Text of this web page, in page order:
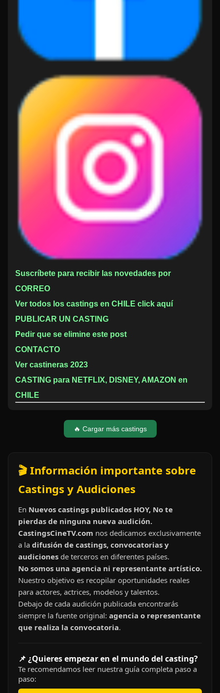
Suscríbete para recibir las novedades por
CORREO
Ver todos los castings en CHILE click aquí
PUBLICAR UN CASTING
Pedir que se elimine este post
CONTACTO
Ver castineras 2023
CASTING para NETFLIX, DISNEY, AMAZON en
CHILE
🔥 Cargar más castings
🎬 Información importante sobre
Castings y Audiciones
En Nuevos castings publicados HOY, No te
pierdas de ninguna nueva audición.
CastingsCineTV.com nos dedicamos exclusivamente
a la difusión de castings, convocatorias y
audiciones de terceros en diferentes países.
No somos una agencia ni representante artístico.
Nuestro objetivo es recopilar oportunidades reales
para actores, actrices, modelos y talentos.
Debajo de cada audición publicada encontrarás
siempre la fuente original: agencia o representante
que realiza la convocatoria.
📌 ¿Quieres empezar en el mundo del casting?
Te recomendamos leer nuestra guía completa paso a
paso: